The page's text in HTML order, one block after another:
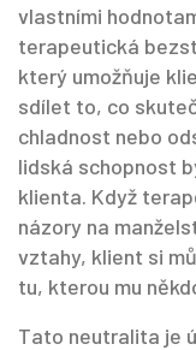
vlastními
terapeutická
který umožňuje
sdílet to, co
chladnost nebo
lidská schopnost
klienta. Když
názory na
vztahy, klient si
tu, kterou mu
Tato neutralita je